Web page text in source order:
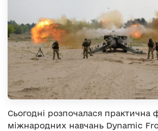
Сьогодні розпочалася практична
міжнародних навчань Dynamic